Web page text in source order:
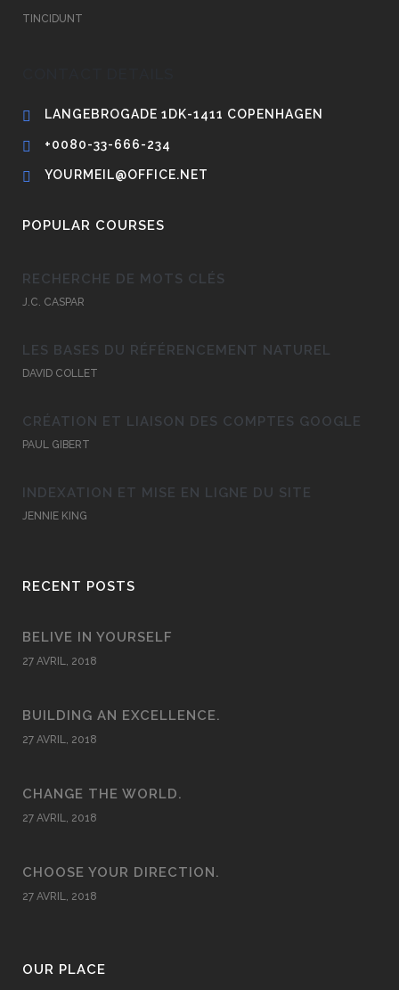
TINCIDUNT
LANGEBROGADE 1DK-1411 COPENHAGEN
+0080-33-666-234
YOURMEIL@OFFICE.NET
POPULAR COURSES
RECHERCHE DE MOTS CLÉS
J.C. CASPAR
LES BASES DU RÉFÉRENCEMENT NATUREL
DAVID COLLET
CRÉATION ET LIAISON DES COMPTES GOOGLE
PAUL GIBERT
INDEXATION ET MISE EN LIGNE DU SITE
JENNIE KING
RECENT POSTS
BELIVE IN YOURSELF
27 AVRIL, 2018
BUILDING AN EXCELLENCE.
27 AVRIL, 2018
CHANGE THE WORLD.
27 AVRIL, 2018
CHOOSE YOUR DIRECTION.
27 AVRIL, 2018
OUR PLACE